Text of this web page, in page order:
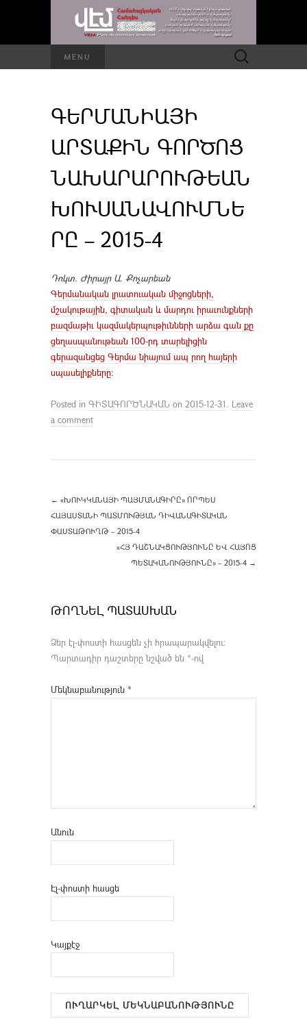
MENU Որոնել՝
ԳԵՐՄԱՆԻԱՅԻ
ԱՐՏԱՔԻՆ ԳՈՐԾՈՑ
ՆԱԽԱՐԱՐՈՒԹԵԱՆ
ԽՈՒՍԱՆԱՎՈՒՄՆԵ
ՐԸ – 2015-4
Դոկտ. Ժիրայր Ա. Քոչարեան
Գերմանական լրատուական միջոցների,
մշակութային, գիտական և մարդու իրաւունքների
բազմաթիւ կազմակերպութիւնների արձա գան քը
ցեղասպանութեան 100-րդ տարելիցին
գերազանցեց Գերմա նիայում ապ րող հայերի
սպասելիքները։
Posted in ԳԻՏԱԳՈՐԾՆԱԿԱՆ on 2015-12-31. Leave
a comment
← «ԽՈՒԿԿԱՆԱՅԻ ՊԱՅՄԱՆԱԳԻՐԸ» ՈՐՊԵՍ
ՀԱՅԱՍՏԱՆԻ ՊԱՏՄՈՒԹՅԱՆ ԴԻՎԱՆԱԳԻՏԱԿԱՆ
ՓԱՍՏԱԹՈՒՂԹ – 2015-4
«ՀՅ ԴԱՇՆԱԿՑՈՒԹՅՈՒՆԸ ԵՎ ՀԱՅՈՑ
ՊԵՏԱԿԱՆՈՒԹՅՈՒՆԸ» – 2015-4 →
ԹՈՂՆԵԼ ՊԱՏԱՍԽԱՆ
Ձեր էլ-փոստի հասցեն չի հրապարակվելու։
Պարտադիր դաշտերը նշված են *-ով
Մեկնաբանություն *
Անուն
Էլ-փոստի հասցե
Կայքէջ